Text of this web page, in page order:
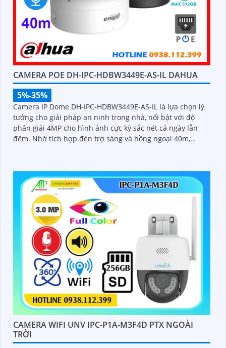
CAMERA POE DH-IPC-HDBW3449E-AS-IL DAHUA
5%-35%
Camera IP Dome DH-IPC-HDBW3449E-AS-IL là lựa chọn lý
tưởng cho giải pháp an ninh trong nhà, nổi bật với độ
phân giải 4MP cho hình ảnh cực kỳ sắc nét cả ngày lẫn
đêm. Nhờ tích hợp đèn trợ sáng và hồng ngoại 40m,
đến 512GB và công nghệ AI nhận diện chính xác người và
phương tiện
CAMERA WIFI UNV IPC-P1A-M3F4D PTX NGOÀI
TRỜI